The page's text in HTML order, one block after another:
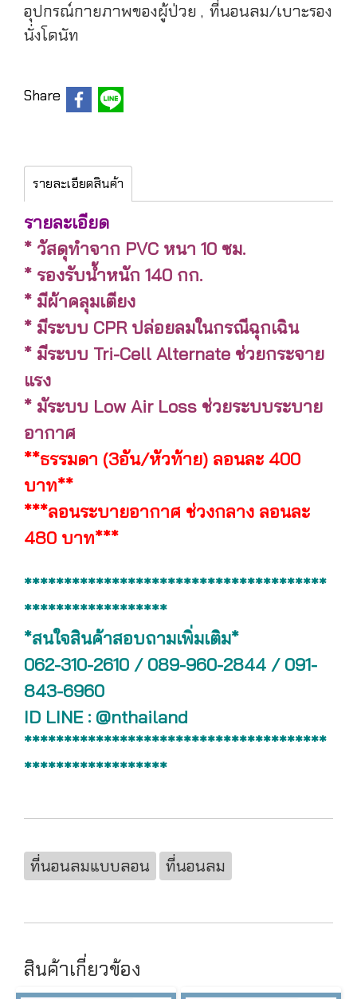
อุปกรณ์กายภาพของผู้ป่วย , ที่นอนลม/เบาะรอง
นั่งโดนัท
Share
รายละเอียดสินค้า
รายละเอียด
* วัสดุทำจาก PVC หนา 10 ซม.
* รองรับน้ำหนัก 140 กก.
* มีผ้าคลุมเตียง
* มีระบบ CPR ปล่อยลมในกรณีฉุกเฉิน
* มีระบบ Tri-Cell Alternate ช่วยกระจาย
แรง
* มัระบบ Low Air Loss ช่วยระบบระบาย
อากาศ
**ธรรมดา (3อัน/หัวท้าย) ลอนละ 400
บาท**
***ลอนระบายอากาศ ช่วงกลาง ลอนละ
480 บาท***
**************************************
******************
*สนใจสินค้าสอบถามเพิ่มเติม*
062-310-2610 / 089-960-2844 / 091-
843-6960
ID LINE : @nthailand
**************************************
******************
ที่นอนลมแบบลอน ที่นอนลม
สินค้าเกี่ยวข้อง